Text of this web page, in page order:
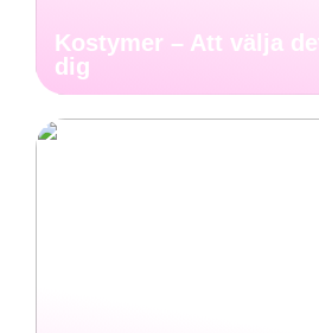
Kostymer – Att välja
dig